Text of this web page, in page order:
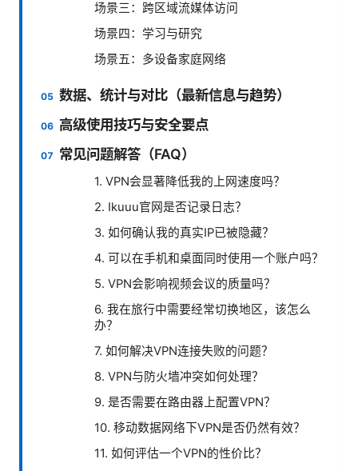
场景三：跨区域流媒体访问
场景四：学习与研究
场景五：多设备家庭网络
数据、统计与对比（最新信息与趋势）
高级使用技巧与安全要点
常见问题解答（FAQ）
1. VPN会显著降低我的上网速度吗？
2. Ikuuu官网是否记录日志？
3. 如何确认我的真实IP已被隐藏？
4. 可以在手机和桌面同时使用一个账户吗？
5. VPN会影响视频会议的质量吗？
6. 我在旅行中需要经常切换地区，该怎么
办？
7. 如何解决VPN连接失败的问题？
8. VPN与防火墙冲突如何处理？
9. 是否需要在路由器上配置VPN？
10. 移动数据网络下VPN是否仍然有效？
11. 如何评估一个VPN的性价比？